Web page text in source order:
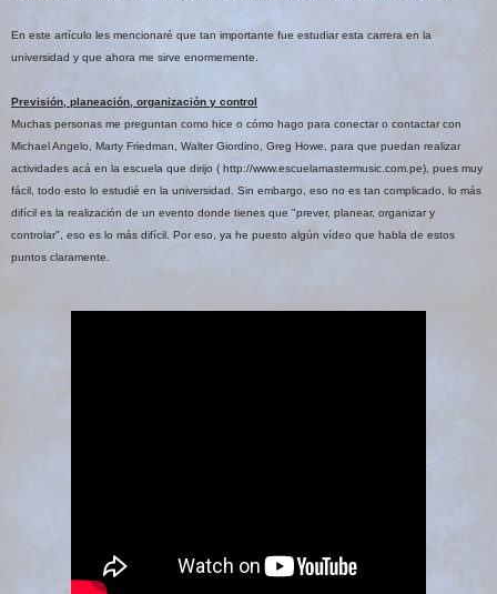
En este artículo les mencionaré que tan importante fue estudiar esta carrera en la
universidad y que ahora me sirve enormemente.
Previsión, planeación, organización y control
Muchas personas me preguntan como hice o cómo hago para conectar o contactar con
Michael Angelo, Marty Friedman, Walter Giordino, Greg Howe, para que puedan realizar
actividades acá en la escuela que dirijo ( http://www.escuelamastermusic.com.pe), pues muy
fácil, todo esto lo estudié en la universidad. Sin embargo, eso no es tan complicado, lo más
difícil es la realización de un evento donde tienes que "prever, planear, organizar y
controlar", eso es lo más difícil. Por eso, ya he puesto algún vídeo que habla de estos
puntos claramente.